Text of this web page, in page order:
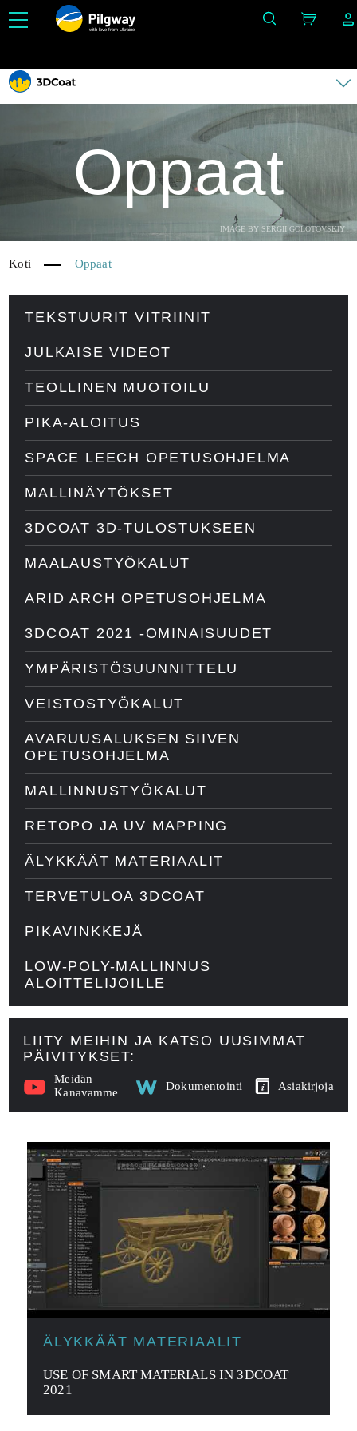
with love from Ukraine
IMAGE BY SERGII GOLOTOVSKIY
Oppaat
Koti Oppaat
TEKSTUURIT VITRIINIT
JULKAISE VIDEOT
TEOLLINEN MUOTOILU
PIKA-ALOITUS
SPACE LEECH OPETUSOHJELMA
MALLINÄYTÖKSET
3DCOAT 3D-TULOSTUKSEEN
MAALAUSTYÖKALUT
ARID ARCH OPETUSOHJELMA
3DCOAT 2021 -OMINAISUUDET
YMPÄRISTÖSUUNNITTELU
VEISTOSTYÖKALUT
AVARUUSALUKSEN SIIVEN
OPETUSOHJELMA
MALLINNUSTYÖKALUT
RETOPO JA UV MAPPING
ÄLYKKÄÄT MATERIAALIT
TERVETULOA 3DCOAT
PIKAVINKKEJÄ
LOW-POLY-MALLINNUS
ALOITTELIJOILLE
LIITY MEIHIN JA KATSO UUSIMMAT
PÄIVITYKSET:
Meidän
Kanavamme
Dokumentointi Asiakirjoja
ÄLYKKÄÄT MATERIAALIT
USE OF SMART MATERIALS IN 3DCOAT
2021